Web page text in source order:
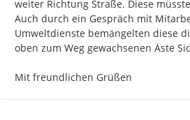
weiter Richtung Straße. Diese
Auch durch ein Gespräch mit
Umweltdienste bemängelten diese
oben zum Weg gewachsenen Äste
Mit freundlichen Grüßen